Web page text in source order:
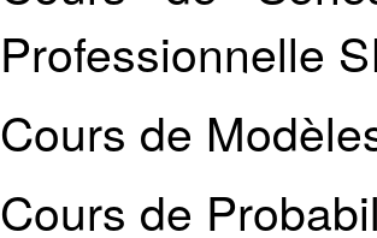
Professionnelle
Cours de
Cours de